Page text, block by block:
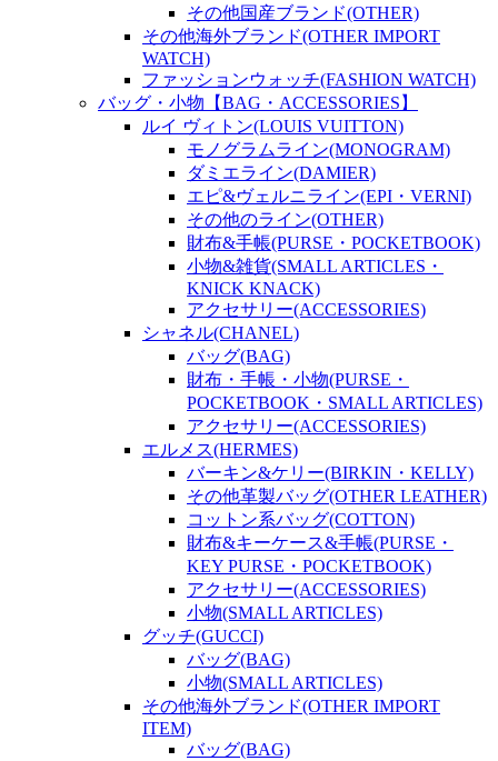
その他国産ブランド(OTHER)
その他海外ブランド(OTHER IMPORT
WATCH)
ファッションウォッチ(FASHION WATCH)
バッグ・小物【BAG・ACCESSORIES】
ルイ ヴィトン(LOUIS VUITTON)
モノグラムライン(MONOGRAM)
ダミエライン(DAMIER)
エピ&ヴェルニライン(EPI・VERNI)
その他のライン(OTHER)
財布&手帳(PURSE・POCKETBOOK)
小物&雑貨(SMALL ARTICLES・
KNICK KNACK)
アクセサリー(ACCESSORIES)
シャネル(CHANEL)
バッグ(BAG)
財布・手帳・小物(PURSE・
POCKETBOOK・SMALL ARTICLES)
アクセサリー(ACCESSORIES)
エルメス(HERMES)
バーキン&ケリー(BIRKIN・KELLY)
その他革製バッグ(OTHER LEATHER)
コットン系バッグ(COTTON)
財布&キーケース&手帳(PURSE・
KEY PURSE・POCKETBOOK)
アクセサリー(ACCESSORIES)
小物(SMALL ARTICLES)
グッチ(GUCCI)
バッグ(BAG)
小物(SMALL ARTICLES)
その他海外ブランド(OTHER IMPORT
ITEM)
バッグ(BAG)